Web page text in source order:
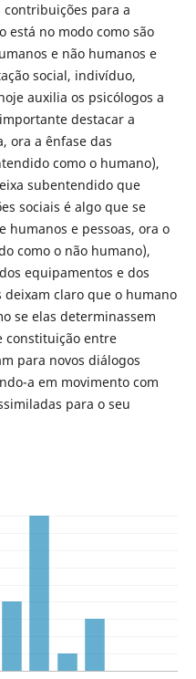
contribuições para a
está no modo como são
e não humanos e
social, indivíduo,
auxilia os psicólogos a
destacar a
ora a ênfase das
como o humano),
subentendido que
sociais é algo que se
humanos e pessoas, ora o
como o não humano),
equipamentos e dos
deixam claro que o humano
se elas determinassem
constituição entre
para novos diálogos
a em movimento com
para o seu